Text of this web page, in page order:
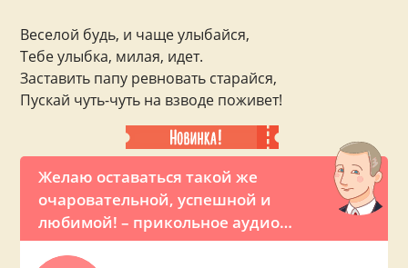
Желаю оставаться такой же
очаровательной, успешной и
любимой! – прикольное аудио
поздравление с Днем рождения для
Веселой будь, и чаще улыбайся,
Тебе улыбка, милая, идет.
Заставить папу ревновать старайся,
Пускай чуть-чуть на взводе поживет!